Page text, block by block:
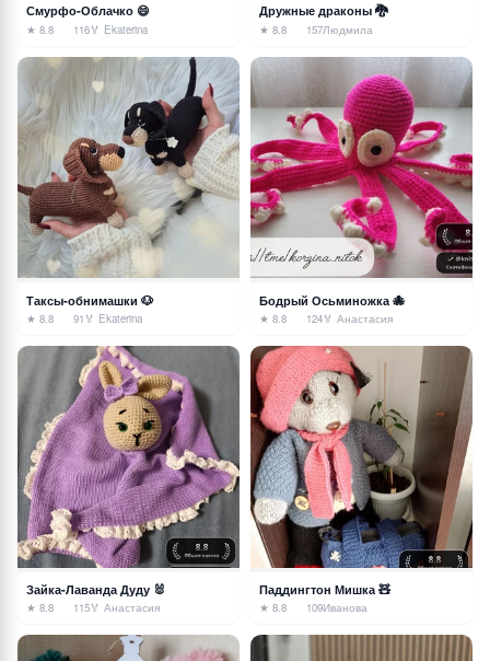
Смурфо-Облачко 😄
★ 8.8 116🏅 Ekaterina
Дружные драконы 🐉
★ 8.8 157Людмила
Таксы-обнимашки 🐶
★ 8.8 91 🏅 Ekaterina
Бодрый Осьминожка 🐙
★ 8.8 124🏅 Анастасия
Зайка-Лаванда Дуду 🐰
★ 8.8 115🏅 Анастасия
Паддингтон Мишка 🧸
★ 8.8 109Иванова